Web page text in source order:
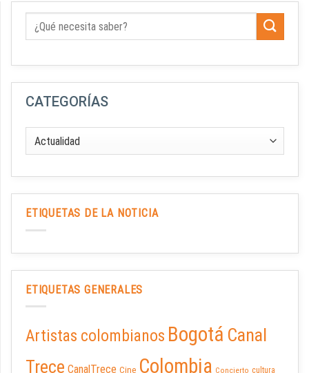
CATEGORÍAS
ETIQUETAS DE LA NOTICIA
ETIQUETAS GENERALES
Artistas colombianos Bogotá Canal
Trece CanalTrece Cine Colombia Concierto cultura